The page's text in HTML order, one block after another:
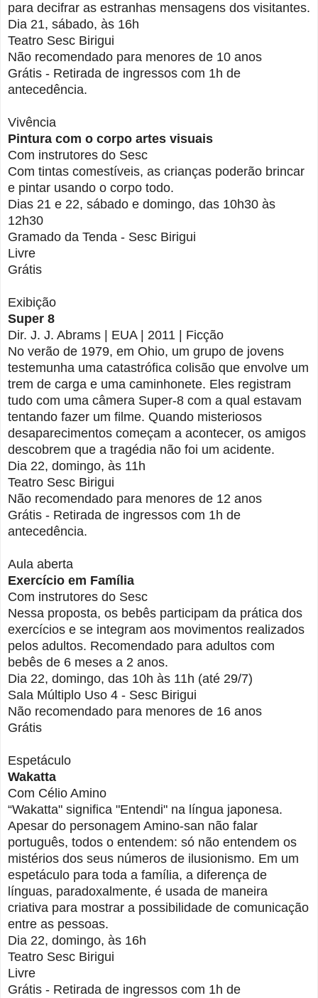
para decifrar as estranhas mensagens dos visitantes.
Dia 21, sábado, às 16h
Teatro Sesc Birigui
Não recomendado para menores de 10 anos
Grátis - Retirada de ingressos com 1h de
antecedência.
Vivência
Pintura com o corpo artes visuais
Com instrutores do Sesc
Com tintas comestíveis, as crianças poderão brincar
e pintar usando o corpo todo.
Dias 21 e 22, sábado e domingo, das 10h30 às
12h30
Gramado da Tenda - Sesc Birigui
Livre
Grátis
Exibição
Super 8
Dir. J. J. Abrams | EUA | 2011 | Ficção
No verão de 1979, em Ohio, um grupo de jovens
testemunha uma catastrófica colisão que envolve um
trem de carga e uma caminhonete. Eles registram
tudo com uma câmera Super-8 com a qual estavam
tentando fazer um filme. Quando misteriosos
desaparecimentos começam a acontecer, os amigos
descobrem que a tragédia não foi um acidente.
Dia 22, domingo, às 11h
Teatro Sesc Birigui
Não recomendado para menores de 12 anos
Grátis - Retirada de ingressos com 1h de
antecedência.
Aula aberta
Exercício em Família
Com instrutores do Sesc
Nessa proposta, os bebês participam da prática dos
exercícios e se integram aos movimentos realizados
pelos adultos. Recomendado para adultos com
bebês de 6 meses a 2 anos.
Dia 22, domingo, das 10h às 11h (até 29/7)
Sala Múltiplo Uso 4 - Sesc Birigui
Não recomendado para menores de 16 anos
Grátis
Espetáculo
Wakatta
Com Célio Amino
“Wakatta" significa "Entendi" na língua japonesa.
Apesar do personagem Amino-san não falar
português, todos o entendem: só não entendem os
mistérios dos seus números de ilusionismo. Em um
espetáculo para toda a família, a diferença de
línguas, paradoxalmente, é usada de maneira
criativa para mostrar a possibilidade de comunicação
entre as pessoas.
Dia 22, domingo, às 16h
Teatro Sesc Birigui
Livre
Grátis - Retirada de ingressos com 1h de